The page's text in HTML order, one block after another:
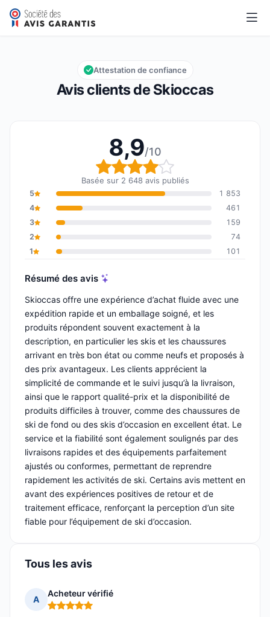
Skioccas
Note globale : 8,9 sur 10
8,9/10
Avis clients de Skioccas
Attestation de confiance
8,9/10
Note globale : 8,9 sur
Basée sur 2 648 avis publiés
5
1 853
4
461
3
159
2
74
1
101
Résumé des avis
Skioccas offre une expérience d’achat fluide avec une
expédition rapide et un emballage soigné, et les
produits répondent souvent exactement à la
description, en particulier les skis et les chaussures
arrivant en très bon état ou comme neufs et proposés à
des prix avantageux. Les clients apprécient la
simplicité de commande et le suivi jusqu’à la livraison,
ainsi que le rapport qualité-prix et la disponibilité de
produits difficiles à trouver, comme des chaussures de
ski de fond ou des skis d’occasion en excellent état. Le
service et la fiabilité sont également soulignés par des
livraisons rapides et des équipements parfaitement
ajustés ou conformes, permettant de reprendre
rapidement les activités de ski. Certains avis mettent en
avant des expériences positives de retour et de
traitement efficace, renforçant la perception d’un site
fiable pour l’équipement de ski d’occasion.
Tous les avis
A
Acheteur vérifié
Note : 5 sur 5